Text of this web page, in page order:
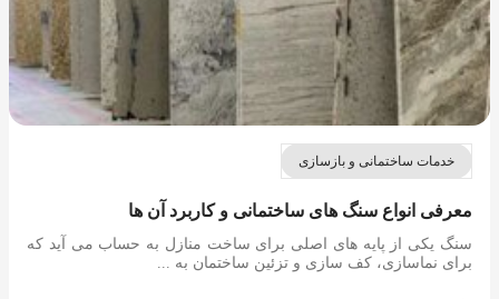
خدمات ساختمانی و بازسازی
معرفی انواع سنگ های ساختمانی و کاربرد آن ها
سنگ یکی از پایه های اصلی برای ساخت منازل به حساب می آید که
برای نماسازی، کف سازی و تزئین ساختمان به ...